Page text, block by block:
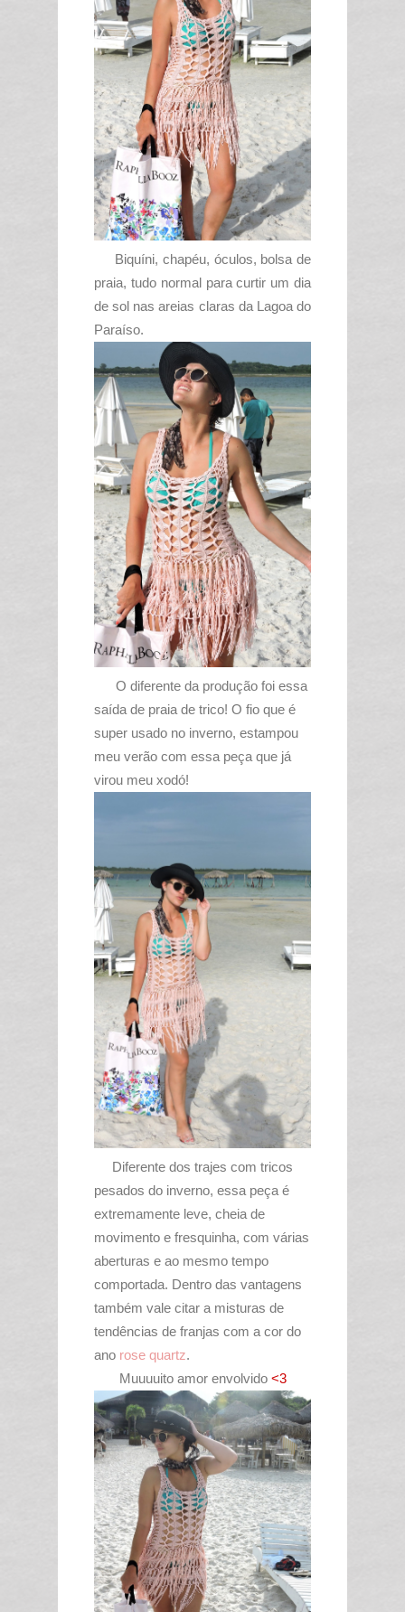
Biquíni, chapéu, óculos, bolsa de
praia, tudo normal para curtir um dia
de sol nas areias claras da Lagoa do
Paraíso.
O diferente da produção foi essa
saída de praia de trico! O fio que é
super usado no inverno, estampou
meu verão com essa peça que já
virou meu xodó!
Diferente dos trajes com tricos
pesados do inverno, essa peça é
extremamente leve, cheia de
movimento e fresquinha, com várias
aberturas e ao mesmo tempo
comportada. Dentro das vantagens
também vale citar a misturas de
tendências de franjas com a cor do
ano rose quartz.
Muuuuito amor envolvido <3